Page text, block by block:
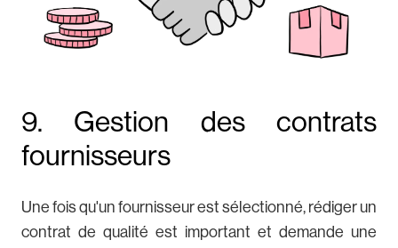
9. Gestion des contrats
fournisseurs
Une fois qu'un fournisseur est sélectionné, rédiger un
contrat de qualité est important et demande une